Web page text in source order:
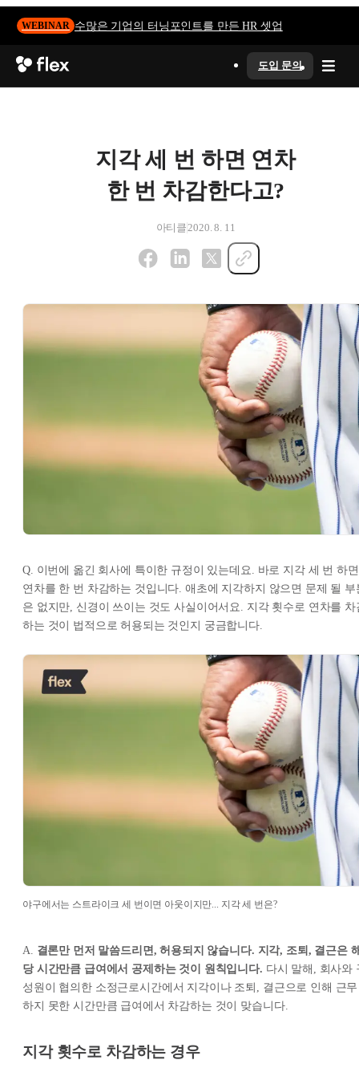
WEBINAR 수많은 기업의 터닝포인트를 만든 HR 셋업
도입 문의
지각 세 번 하면 연차
한 번 차감한다고?
아티클 2020. 8. 11
Q. 이번에 옮긴 회사에 특이한 규정이 있는데요. 바로 지각 세 번 하면
연차를 한 번 차감하는 것입니다. 애초에 지각하지 않으면 문제 될 부
은 없지만, 신경이 쓰이는 것도 사실이어서요. 지각 횟수로 연차를 차
하는 것이 법적으로 허용되는 것인지 궁금합니다.​
야구에서는 스트라이크 세 번이면 아웃이지만...​ 지각 세 번은?
A. 결론만 먼저 말씀드리면, 허용되지 않습니다. 지각, 조퇴, 결근은
당 시간만큼 급여에서 공제하는 것이 원칙입니다. 다시 말해, 회사와
성원이 협의한 소정근로시간에서 지각이나 조퇴, 결근으로 인해 근무
하지 못한 시간만큼 급여에서 차감하는 것이 맞습니다.​
지각 횟수로 차감하는 경우